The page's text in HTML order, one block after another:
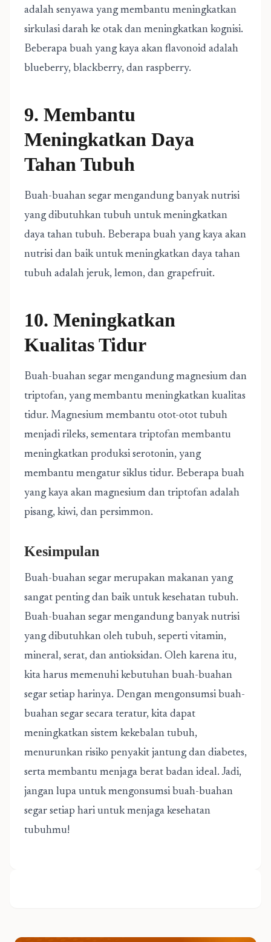
adalah senyawa yang membantu meningkatkan
sirkulasi darah ke otak dan meningkatkan kognisi.
Beberapa buah yang kaya akan flavonoid adalah
blueberry, blackberry, dan raspberry.
9. Membantu
Meningkatkan Daya
Tahan Tubuh
Buah-buahan segar mengandung banyak nutrisi
yang dibutuhkan tubuh untuk meningkatkan
daya tahan tubuh. Beberapa buah yang kaya akan
nutrisi dan baik untuk meningkatkan daya tahan
tubuh adalah jeruk, lemon, dan grapefruit.
10. Meningkatkan
Kualitas Tidur
Buah-buahan segar mengandung magnesium dan
triptofan, yang membantu meningkatkan kualitas
tidur. Magnesium membantu otot-otot tubuh
menjadi rileks, sementara triptofan membantu
meningkatkan produksi serotonin, yang
membantu mengatur siklus tidur. Beberapa buah
yang kaya akan magnesium dan triptofan adalah
pisang, kiwi, dan persimmon.
Kesimpulan
Buah-buahan segar merupakan makanan yang
sangat penting dan baik untuk kesehatan tubuh.
Buah-buahan segar mengandung banyak nutrisi
yang dibutuhkan oleh tubuh, seperti vitamin,
mineral, serat, dan antioksidan. Oleh karena itu,
kita harus memenuhi kebutuhan buah-buahan
segar setiap harinya. Dengan mengonsumsi buah-
buahan segar secara teratur, kita dapat
meningkatkan sistem kekebalan tubuh,
menurunkan risiko penyakit jantung dan diabetes,
serta membantu menjaga berat badan ideal. Jadi,
jangan lupa untuk mengonsumsi buah-buahan
segar setiap hari untuk menjaga kesehatan
tubuhmu!